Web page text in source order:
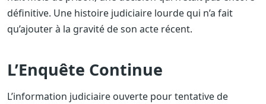
définitive. Une histoire judiciaire lourde qui n’a fait
qu’ajouter à la gravité de son acte récent.
L’Enquête Continue
L’information judiciaire ouverte pour tentative de